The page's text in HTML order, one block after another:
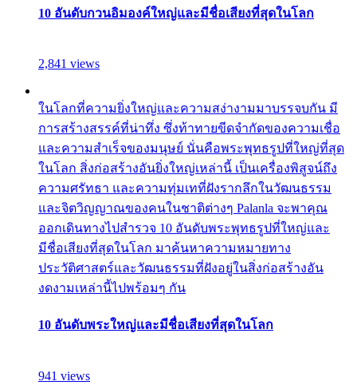
10 อันดับกวนอิมองค์ใหญ่และมีชื่อเสียงที่สุดในโลก
2,841 views
ในโลกที่ความยิ่งใหญ่และความสง่างามมาบรรจบกัน มี
การสร้างสรรค์ที่น่าทึ่ง ซึ่งท้าทายขีดจำกัดของความเชื่อ
และความสำเร็จของมนุษย์ นั่นคือพระพุทธรูปที่ใหญ่ที่สุด
ในโลก สิ่งก่อสร้างอันยิ่งใหญ่เหล่านี้ เป็นเครื่องพิสูจน์ถึง
ความศรัทธา และความทุ่มเทที่ฝังรากลึกในวัฒนธรรม
และจิตวิญญาณของคนในชาติต่างๆ Palanla จะพาคุณ
ออกเดินทางไปสำรวจ 10 อันดับพระพุทธรูปที่ใหญ่และ
มีชื่อเสียงที่สุดในโลก มาค้นหาความหมายทาง
ประวัติศาสตร์และวัฒนธรรมที่ฝังอยู่ในสิ่งก่อสร้างอัน
งดงามเหล่านี้ไปพร้อมๆ กัน
10 อันดับพระใหญ่และมีชื่อเสียงที่สุดในโลก
941 views